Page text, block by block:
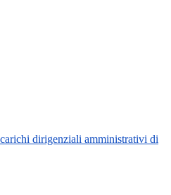
dirigenziali amministrativi di